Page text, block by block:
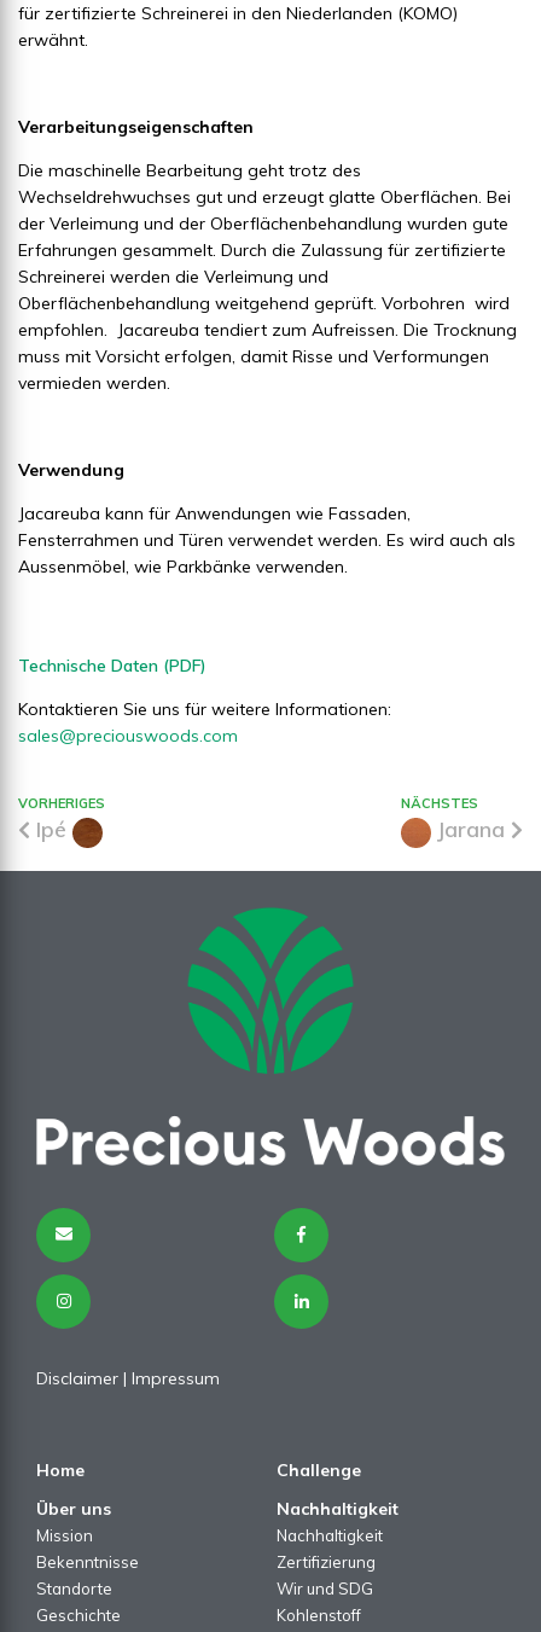
für zertifizierte Schreinerei in den Niederlanden (KOMO)
erwähnt.
Verarbeitungseigenschaften
Die maschinelle Bearbeitung geht trotz des
Wechseldrehwuchses gut und erzeugt glatte Oberflächen. Bei
der Verleimung und der Oberflächenbehandlung wurden gute
Erfahrungen gesammelt. Durch die Zulassung für zertifizierte
Schreinerei werden die Verleimung und
Oberflächenbehandlung weitgehend geprüft. Vorbohren wird
empfohlen. Jacareuba tendiert zum Aufreissen. Die Trocknung
muss mit Vorsicht erfolgen, damit Risse und Verformungen
vermieden werden.
Verwendung
Jacareuba kann für Anwendungen wie Fassaden,
Fensterrahmen und Türen verwendet werden. Es wird auch als
Aussenmöbel, wie Parkbänke verwenden.
Technische Daten (PDF)
Kontaktieren Sie uns für weitere Informationen:
sales@preciouswoods.com
VORHERIGES
Ipé
NÄCHSTES
Jarana
Disclaimer | Impressum
Home
Challenge
Über uns
Mission
Bekenntnisse
Standorte
Geschichte
Nachhaltigkeit
Nachhaltigkeit
Zertifizierung
Wir und SDG
Kohlenstoff